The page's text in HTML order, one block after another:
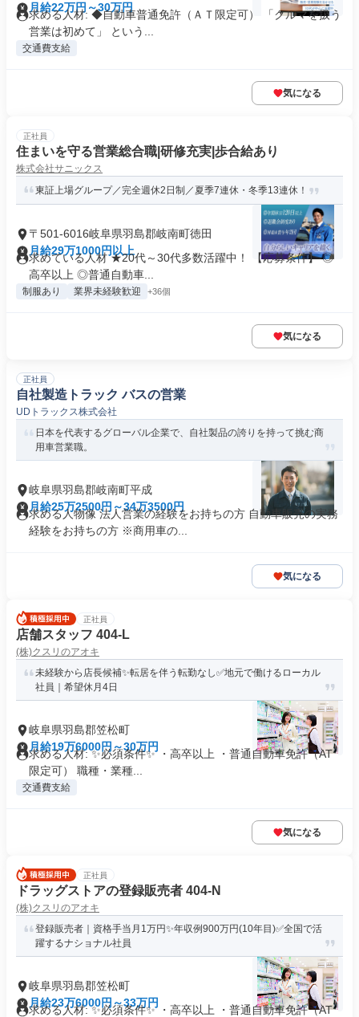
月給22万円～30万円
求める人材: ◆自動車普通免許（ＡＴ限定可） 「クルマを扱う
営業は初めて」 という...
交通費支給
気になる
正社員
住まいを守る営業総合職|研修充実|歩合給あり
株式会社サニックス
東証上場グループ／完全週休2日制／夏季7連休・冬季13連休！
〒501-6016岐阜県羽島郡岐南町徳田
月給29万1000円以上
求めている人材 ★20代～30代多数活躍中！ 【応募条件】 ◎
高卒以上 ◎普通自動車...
制服あり 業界未経験歓迎 +36個
気になる
正社員
自社製造トラック バスの営業
UDトラックス株式会社
日本を代表するグローバル企業で、自社製品の誇りを持って挑む商
用車営業職。
岐阜県羽島郡岐南町平成
月給25万2500円～34万3500円
求める人物像 法人営業の経験をお持ちの方 自動車販売の実務
経験をお持ちの方 ※商用車の...
気になる
正社員
店舗スタッフ 404-L
(株)クスリのアオキ
未経験から店長候補✨転居を伴う転勤なし✅地元で働けるローカル
社員｜希望休月4日
岐阜県羽島郡笠松町
月給19万6000円～30万円
求める人材: ✨必須条件✨ ・高卒以上 ・普通自動車免許（AT
限定可） 職種・業種...
交通費支給
気になる
正社員
ドラッグストアの登録販売者 404-N
(株)クスリのアオキ
登録販売者｜資格手当月1万円✨年収例900万円(10年目)✅全国で活
躍するナショナル社員
岐阜県羽島郡笠松町
月給23万6000円～33万円
求める人材: ✨必須条件✨ ・高卒以上 ・普通自動車免許（AT